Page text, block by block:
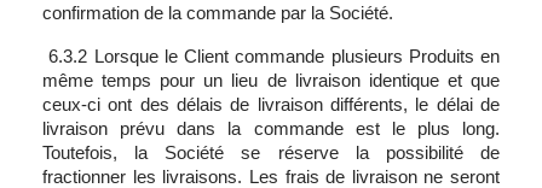
confirmation de la commande par la Société.
6.3.2 Lorsque le Client commande plusieurs Produits en
même temps pour un lieu de livraison identique et que
ceux-ci ont des délais de livraison différents, le délai de
livraison prévu dans la commande est le plus long.
Toutefois, la Société se réserve la possibilité de
fractionner les livraisons. Les frais de livraison ne seront